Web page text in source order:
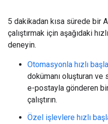
5 dakikadan kısa sürede bir
çalıştırmak için aşağıdaki
deneyin.
Otomasyonla hızlı
dokümanı oluşturan ve
e-postayla gönderen
çalıştırın.
Özel işlevlere hızlı